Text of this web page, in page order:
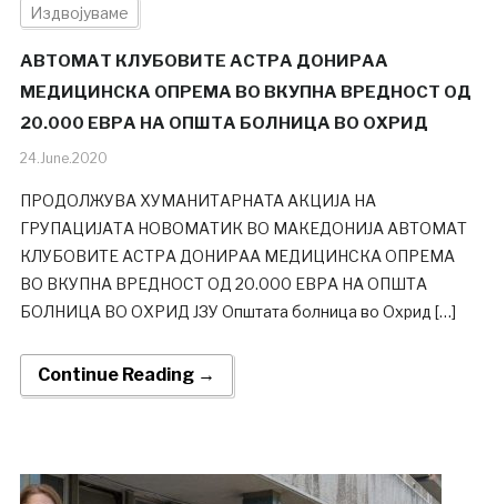
Издвојуваме
АВТОМАТ КЛУБОВИТЕ АСТРА ДОНИРАА
МЕДИЦИНСКА ОПРЕМА ВО ВКУПНА ВРЕДНОСТ ОД
20.000 ЕВРА НА ОПШТА БОЛНИЦА ВО ОХРИД
24.June.2020
ПРОДОЛЖУВА ХУМАНИТАРНАTA АКЦИЈА НА
ГРУПАЦИЈАТА НОВОМАТИК ВО МАКЕДОНИЈА АВТОМАТ
КЛУБОВИТЕ АСТРА ДОНИРАА МЕДИЦИНСКА ОПРЕМА
ВО ВКУПНА ВРЕДНОСТ ОД 20.000 ЕВРА НА ОПШТА
БОЛНИЦА ВО ОХРИД ЈЗУ Општата болница во Охрид […]
Continue Reading →